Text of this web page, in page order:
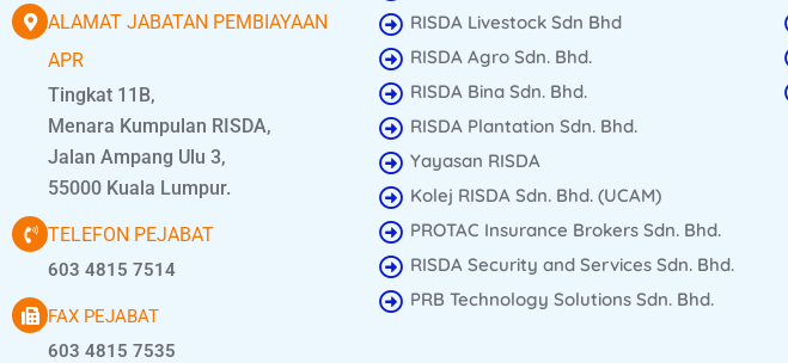
ALAMAT JABATAN PEMBIAYAAN
APR
Tingkat 11B,
Menara Kumpulan RISDA,
Jalan Ampang Ulu 3,
55000 Kuala Lumpur.
TELEFON PEJABAT
603 4815 7514
FAX PEJABAT
603 4815 7535
RISDA Livestock Sdn Bhd
RISDA Agro Sdn. Bhd.
RISDA Bina Sdn. Bhd.
RISDA Plantation Sdn. Bhd.
Yayasan RISDA
Kolej RISDA Sdn. Bhd. (UCAM)
PROTAC Insurance Brokers Sdn. Bhd.
RISDA Security and Services Sdn. Bhd.
PRB Technology Solutions Sdn. Bhd.